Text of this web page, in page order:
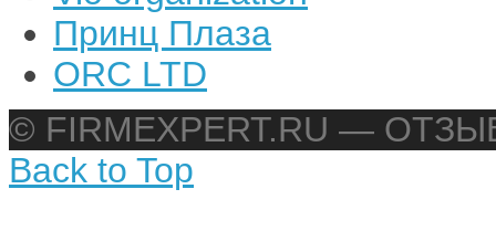
Принц Плаза
ORC LTD
© FIRMEXPERT.RU —
Back to Top